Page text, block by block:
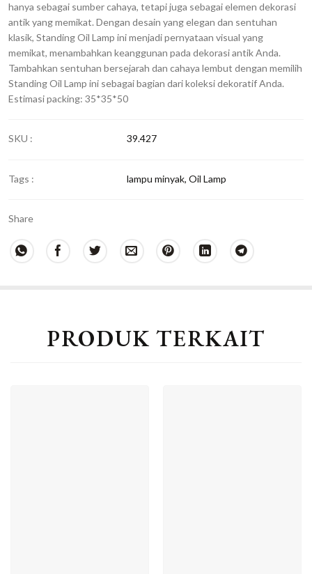
hanya sebagai sumber cahaya, tetapi juga sebagai elemen dekorasi
antik yang memikat. Dengan desain yang elegan dan sentuhan
klasik, Standing Oil Lamp ini menjadi pernyataan visual yang
memikat, menambahkan keanggunan pada dekorasi antik Anda.
Tambahkan sentuhan bersejarah dan cahaya lembut dengan memilih
Standing Oil Lamp ini sebagai bagian dari koleksi dekoratif Anda.
Estimasi packing: 35*35*50
SKU : 39.427
Tags : lampu minyak, Oil Lamp
Share
PRODUK TERKAIT